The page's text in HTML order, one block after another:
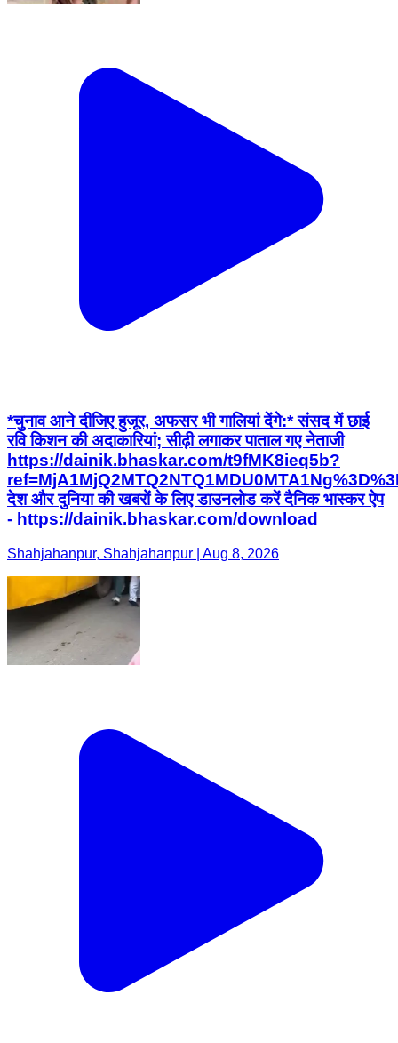
*चुनाव आने दीजिए हुजूर, अफसर भी गालियां देंगे:* संसद में छाई
रवि किशन की अदाकारियां; सीढ़ी लगाकर पाताल गए नेताजी
https://dainik.bhaskar.com/t9fMK8ieq5b?
देश और दुनिया की खबरों के लिए डाउनलोड करें दैनिक भास्कर ऐप
- https://dainik.bhaskar.com/download
Shahjahanpur, Shahjahanpur | Aug 8, 2026